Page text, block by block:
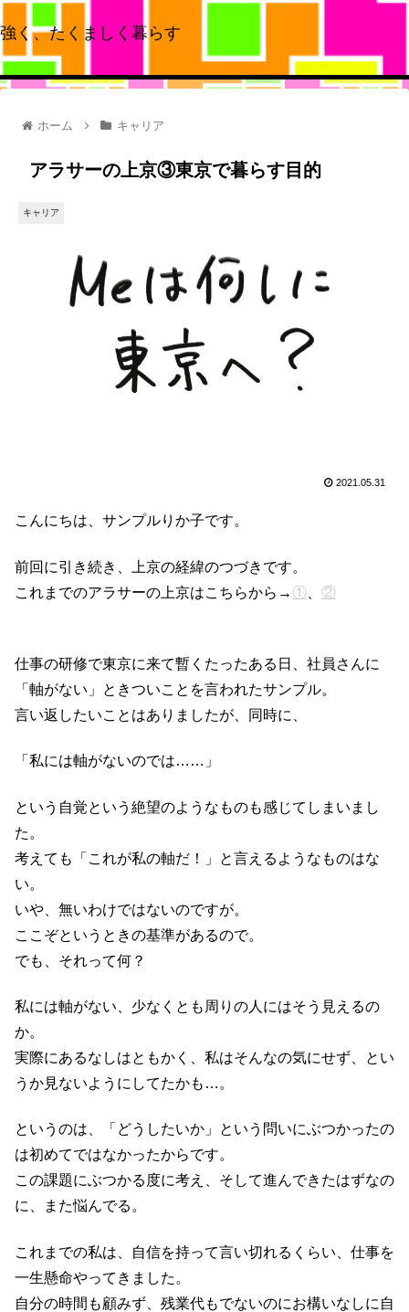
強く、たくましく暮らす
ホーム キャリア
アラサーの上京③東京で暮らす目的
キャリア
2021.05.31
こんにちは、サンプルりか子です。
前回に引き続き、上京の経緯のつづきです。
これまでのアラサーの上京はこちらから→① ②
仕事の研修で東京に来て暫くたったある日、社員さんに
「軸がない」ときついことを言われたサンプル。
言い返したいことはありましたが、同時に、
「私には軸がないのでは……」
という自覚という絶望のようなものも感じてしまいまし
た。
考えても「これが私の軸だ！」と言えるようなものはな
い。
いや、無いわけではないのですが。
ここぞというときの基準があるので。
でも、それって何？
私には軸がない、少なくとも周りの人にはそう見えるの
か。
実際にあるなしはともかく、私はそんなの気にせず、とい
うか見ないようにしてたかも…。
というのは、「どうしたいか」という問いにぶつかったの
は初めてではなかったからです。
この課題にぶつかる度に考え、そして進んできたはずなの
に、また悩んでる。
これまでの私は、自信を持って言い切れるくらい、仕事を
一生懸命やってきました。
自分の時間も顧みず、残業代もでないのにお構いなしに自